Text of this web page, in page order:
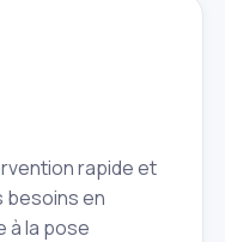
rapide et
besoins en
à la pose